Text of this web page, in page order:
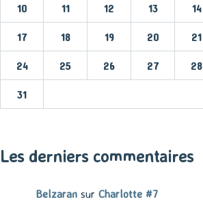
10 11 12 13 14
17 18 19 20 21
24 25 26 27 28
31
Les derniers commentaires
Belzaran sur Charlotte #7